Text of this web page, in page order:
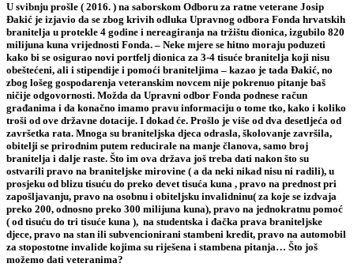
U svibnju prošle ( 2016. ) na saborskom Odboru za ratne veterane Josip
Đakić je izjavio da se zbog krivih odluka Upravnog odbora Fonda hrvatskih
branitelja u protekle 4 godine i nereagiranja na tržištu dionica, izgubilo 820
milijuna kuna vrijednosti Fonda. – Neke mjere se hitno moraju poduzeti
kako bi se osigurao novi portfelj dionica za 3-4 tisuće branitelja koji nisu
obeštećeni, ali i stipendije i pomoći braniteljima – kazao je tada Đakić, no
zbog lošeg gospodarenja veteranskim novcem nije pokrenuo pitanje baš
ničije odgovornosti. Možda da Upravni odbor Fonda podnese račun
građanima i da konačno imamo pravu informaciju o tome tko, kako i koliko
troši od ove državne dotacije. I dokad će. Prošlo je više od dva desetljeća od
završetka rata. Mnoga su braniteljska djeca odrasla, školovanje završila,
obitelji se prirodnim putem reducirale na manje članova, samo broj
branitelja i dalje raste. Što im ova država još treba dati nakon što su
ostvarili pravo na braniteljske mirovine ( a da neki nikad nisu ni radili), u
prosjeku od blizu tisuću do preko devet tisuća kuna , pravo na prednost pri
zapošljavanju, pravo na osobnu i obiteljsku invalidninu( za koje se izdvaja
preko 200, odnosno preko 300 milijuna kuna), pravo na jednokratnu pomoć
( od tisuću do tri tisuće kuna ), na studentska i đačka prava braniteljske
djece, pravo na stan ili subvencionirani stambeni kredit, pravo na automobil
za stopostotne invalide kojima su riješena i stambena pitanja… Što još
možemo dati veteranima?